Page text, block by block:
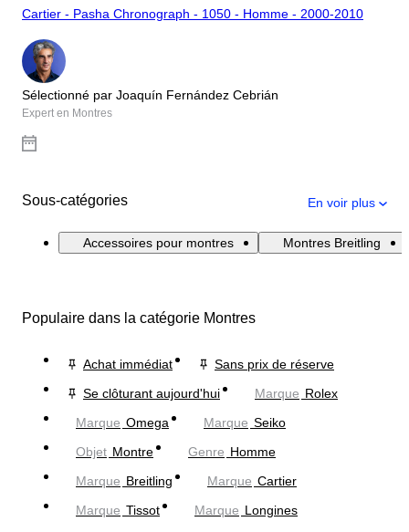
Cartier - Pasha Chronograph - 1050 - Homme - 2000-2010
Sélectionné par Joaquín Fernández Cebrián
Expert en Montres
Sous-catégories En voir plus
Accessoires pour montres Montres Breitling
Populaire dans la catégorie Montres
Achat immédiat
Sans prix de réserve
Se clôturant aujourd'hui
Marque Rolex
Marque Omega Marque Seiko
Objet Montre Genre Homme
Marque Breitling Marque Cartier
Marque Tissot Marque Longines